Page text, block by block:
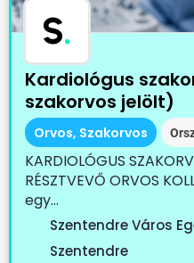
S.
Kardiológus
szakorvos jelölt)
Orvos, Szakorvos
KARDIOLÓGUS
RÉSZTVEVŐ ORVOS
egy...
Szentendre Város
Szentendre